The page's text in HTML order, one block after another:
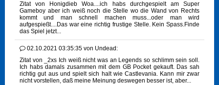
Zitat von Honigdieb Woa....ich habs durchgespielt am Super
Gameboy aber ich weiß noch die Stelle wo die Wand von Rechts
kommt und man schnell machen muss...oder man wird
aufgespießt....Das war eine richtig frustige Stelle. Kein Spass.Finde
das Spiel jetzt...
02.10.2021 03:35:35 von Undead:
Zitat von _2xs Ich weiß nicht was an Legends so schlimm sein soll.
Ich habs damals zusammen mit dem GB Pocket gekauft. Das sah
richtig gut aus und spielt sich halt wie Castlevania. Kann mir zwar
nicht vorstellen, daß meine Meinung deswegen besser ist, aber...